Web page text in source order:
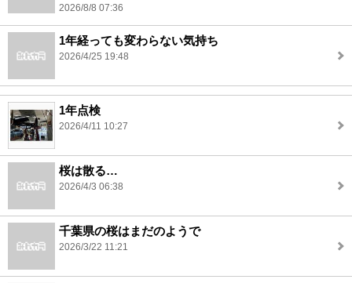
2026/8/8 07:36
1年経っても変わらない気持ち
2026/4/25 19:48
1年点検
2026/4/11 10:27
桜は散る…
2026/4/3 06:38
千葉県の桜はまだのようで
2026/3/22 11:21